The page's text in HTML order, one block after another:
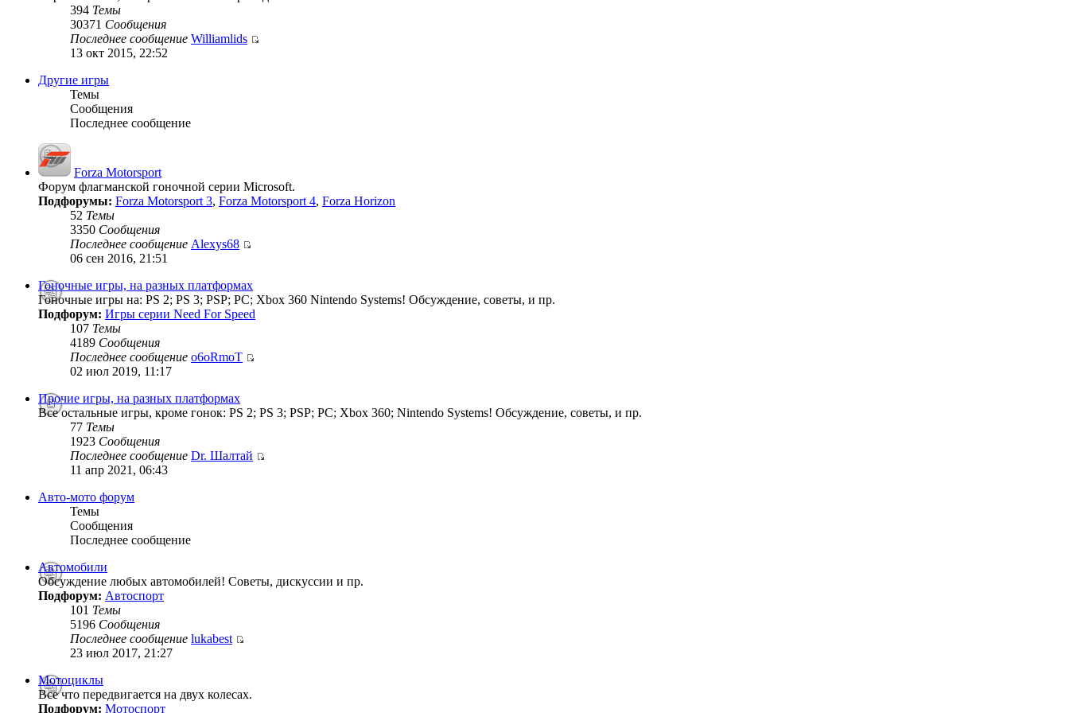
394 Темы
30371 Сообщения
Последнее сообщение Williamlids
13 окт 2015, 22:52
Другие игры
Темы
Сообщения
Последнее сообщение
Forza Motorsport
Форум флагманской гоночной серии Microsoft.
Подфорумы: Forza Motorsport 3, Forza Motorsport 4, Forza Horizon
52 Темы
3350 Сообщения
Последнее сообщение Alexys68
06 сен 2016, 21:51
Гоночные игры, на разных платформах
Гоночные игры на: PS 2; PS 3; PSP; PC; Xbox 360 Nintendo Systems! Обсуждение, советы, и пр.
Подфорум: Игры серии Need For Speed
107 Темы
4189 Сообщения
Последнее сообщение o6oRmoT
02 июл 2019, 11:17
Прочие игры, на разных платформах
Все остальные игры, кроме гонок: PS 2; PS 3; PSP; PC; Xbox 360; Nintendo Systems! Обсуждение, советы, и пр.
77 Темы
1923 Сообщения
Последнее сообщение Dr. Шалтай
11 апр 2021, 06:43
Авто-мото форум
Темы
Сообщения
Последнее сообщение
Автомобили
Обсуждение любых автомобилей! Советы, дискуссии и пр.
Подфорум: Автоспорт
101 Темы
5196 Сообщения
Последнее сообщение lukabest
23 июл 2017, 21:27
Мотоциклы
Все что передвигается на двух колесах.
Подфорум: Мотоспорт